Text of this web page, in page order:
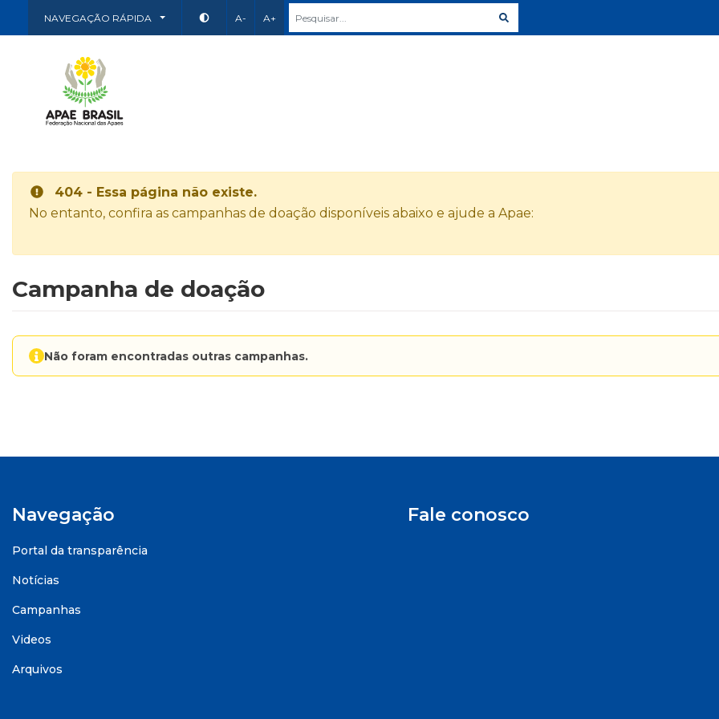
NAVEGAÇÃO RÁPIDA A- A+
404 - Essa página não existe.
No entanto, confira as campanhas de doação disponíveis abaixo e ajude a Apae:
Campanha de doação
Não foram encontradas outras campanhas.
Navegação
Portal da transparência
Notícias
Campanhas
Videos
Arquivos
Fale conosco